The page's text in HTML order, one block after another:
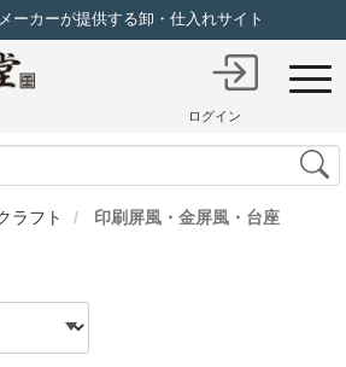
ーカーが提供する卸・仕入れサイト
ログイン
ラフト
印刷屏風・金屏風・台座